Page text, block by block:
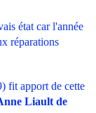
état car l'année
réparations
fit apport de cette
Liault de